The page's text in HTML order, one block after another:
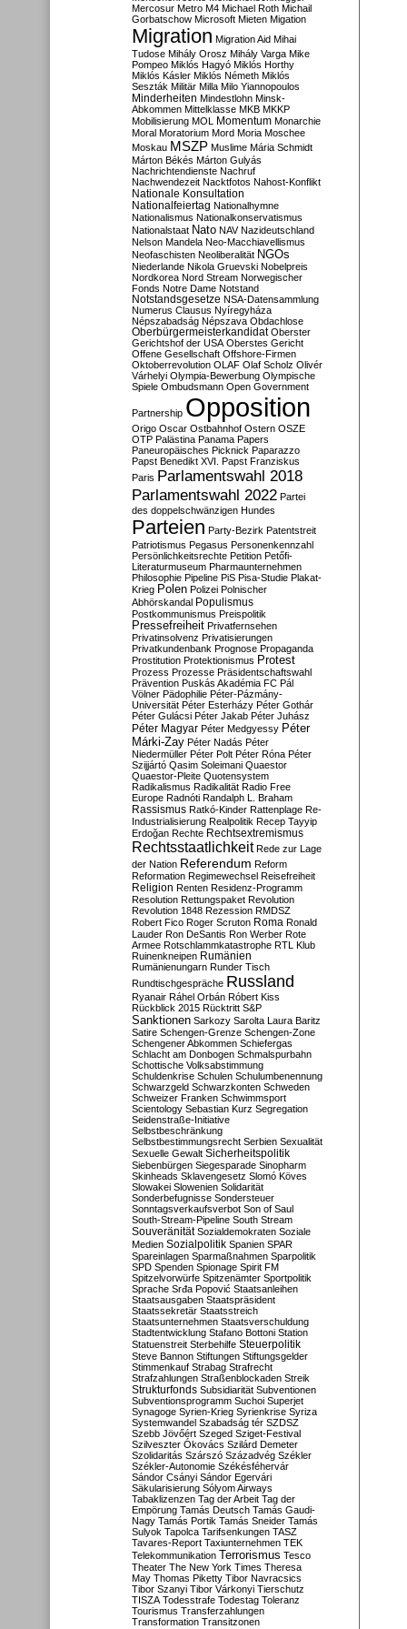
Mercosur Metro M4 Michael Roth Michail
Gorbatschow Microsoft Mieten Migation
Migration Migration Aid Mihai
Tudose Mihály Orosz Mihály Varga Mike
Pompeo Miklós Hagyó Miklós Horthy
Miklós Kásler Miklós Németh Miklós
Seszták Militär Milla Milo Yiannopoulos
Minderheiten Mindestlohn Minsk-
Abkommen Mittelklasse MKB MKKP
Mobilisierung MOL Momentum Monarchie
Moral Moratorium Mord Moria Moschee
Moskau MSZP Muslime Mária Schmidt
Márton Békés Márton Gulyás
Nachrichtendienste Nachruf
Nachwendezeit Nacktfotos Nahost-Konflikt
Nationale Konsultation
Nationalfeiertag Nationalhymne
Nationalismus Nationalkonservatismus
Nationalstaat Nato NAV Nazideutschland
Nelson Mandela Neo-Macchiavellismus
Neofaschisten Neoliberalität NGOs
Niederlande Nikola Gruevski Nobelpreis
Nordkorea Nord Stream Norwegischer
Fonds Notre Dame Notstand
Notstandsgesetze NSA-Datensammlung
Numerus Clausus Nyíregyháza
Népszabadság Népszava Obdachlose
Oberbürgermeisterkandidat Oberster
Gerichtshof der USA Oberstes Gericht
Offene Gesellschaft Offshore-Firmen
Oktoberrevolution OLAF Olaf Scholz Olivér
Várhelyi Olympia-Bewerbung Olympische
Spiele Ombudsmann Open Government
Partnership Opposition
Origo Oscar Ostbahnhof Ostern OSZE
OTP Palästina Panama Papers
Paneuropäisches Picknick Paparazzo
Papst Benedikt XVI. Papst Franziskus
Paris Parlamentswahl 2018
Parlamentswahl 2022 Partei
des doppelschwänzigen Hundes
Parteien Party-Bezirk Patentstreit
Patriotismus Pegasus Personenkennzahl
Persönlichkeitsrechte Petition Petőfi-
Literaturmuseum Pharmaunternehmen
Philosophie Pipeline PiS Pisa-Studie Plakat-
Krieg Polen Polizei Polnischer
Abhörskandal Populismus
Postkommunismus Preispolitik
Pressefreiheit Privatfernsehen
Privatinsolvenz Privatisierungen
Privatkundenbank Prognose Propaganda
Prostitution Protektionismus Protest
Prozess Prozesse Präsidentschaftswahl
Prävention Puskás Akadémia FC Pál
Völner Pädophilie Péter-Pázmány-
Universität Péter Esterházy Péter Gothár
Péter Gulácsi Péter Jakab Péter Juhász
Péter Magyar Péter Medgyessy Péter
Márki-Zay Péter Nadás Péter
Niedermüller Péter Polt Péter Róna Péter
Szijjártó Qasim Soleimani Quaestor
Quaestor-Pleite Quotensystem
Radikalismus Radikalität Radio Free
Europe Radnóti Randalph L. Braham
Rassismus Ratkó-Kinder Rattenplage Re-
Industrialisierung Realpolitik Recep Tayyip
Erdoğan Rechte Rechtsextremismus
Rechtsstaatlichkeit Rede zur Lage
der Nation Referendum Reform
Reformation Regimewechsel Reisefreiheit
Religion Renten Residenz-Programm
Resolution Rettungspaket Revolution
Revolution 1848 Rezession RMDSZ
Robert Fico Roger Scruton Roma Ronald
Lauder Ron DeSantis Ron Werber Rote
Armee Rotschlammkatastrophe RTL Klub
Ruinenkneipen Rumänien
Rumänienungarn Runder Tisch
Rundtischgespräche Russland
Ryanair Ráhel Orbán Róbert Kiss
Rückblick 2015 Rücktritt S&P
Sanktionen Sarkozy Sarolta Laura Baritz
Satire Schengen-Grenze Schengen-Zone
Schengener Abkommen Schiefergas
Schlacht am Donbogen Schmalspurbahn
Schottische Volksabstimmung
Schuldenkrise Schulen Schulumbenennung
Schwarzgeld Schwarzkonten Schweden
Schweizer Franken Schwimmsport
Scientology Sebastian Kurz Segregation
Seidenstraße-Initiative
Selbstbeschränkung
Selbstbestimmungsrecht Serbien Sexualität
Sexuelle Gewalt Sicherheitspolitik
Siebenbürgen Siegesparade Sinopharm
Skinheads Sklavengesetz Slomó Köves
Slowakei Slowenien Solidarität
Sonderbefugnisse Sondersteuer
Sonntagsverkaufsverbot Son of Saul
South-Stream-Pipeline South Stream
Souveränität Sozialdemokraten Soziale
Medien Sozialpolitik Spanien SPAR
Spareinlagen Sparmaßnahmen Sparpolitik
SPD Spenden Spionage Spirit FM
Spitzelvorwürfe Spitzenämter Sportpolitik
Sprache Srđa Popović Staatsanleihen
Staatsausgaben Staatspräsident
Staatssekretär Staatsstreich
Staatsunternehmen Staatsverschuldung
Stadtentwicklung Stafano Bottoni Station
Statuenstreit Sterbehilfe Steuerpolitik
Steve Bannon Stiftungen Stiftungsgelder
Stimmenkauf Strabag Strafrecht
Strafzahlungen Straßenblockaden Streik
Strukturfonds Subsidiarität Subventionen
Subventionsprogramm Suchoi Superjet
Synagoge Syrien-Krieg Syrienkrise Syriza
Systemwandel Szabadság tér SZDSZ
Szebb Jövőért Szeged Sziget-Festival
Szilveszter Ókovács Szilárd Demeter
Szolidaritás Szárszó Századvég Székler
Székler-Autonomie Székésféhervár
Sándor Csányi Sándor Egervári
Säkularisierung Sólyom Airways
Tabaklizenzen Tag der Arbeit Tag der
Empörung Tamás Deutsch Tamás Gaudi-
Nagy Tamás Portik Tamás Sneider Tamás
Sulyok Tapolca Tarifsenkungen TASZ
Tavares-Report Taxiunternehmen TEK
Telekommunikation Terrorismus Tesco
Theater The New York Times Theresa
May Thomas Piketty Tibor Navracsics
Tibor Szanyi Tibor Várkonyi Tierschutz
TISZA Todesstrafe Todestag Toleranz
Tourismus Transferzahlungen
Transformation Transitzonen